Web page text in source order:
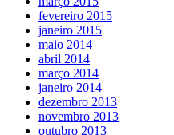
fevereiro 2015
janeiro 2015
maio 2014
abril 2014
março 2014
janeiro 2014
dezembro 2013
novembro 2013
outubro 2013